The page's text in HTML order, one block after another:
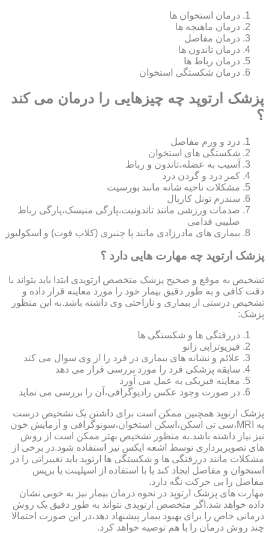
درمان استخوان ها
درمان ماهیچه ها
درمان مفاصل
درمان تاندون ها
درمان رباط ها
درمان شکستگی استخوان
پزشک ارتوپد چه چیزهایی را درمان می کند
؟
درد و ورم مفاصل
شکستگی های استخوان
آسیب به عضله،تاندون و رباط
کمر درد و گردن درد
مشکلات ناحیه شانه مانند بورسیت
سندرم تونل کارپال
صدمات ورزشی مانند تاندونیت،پارگی منیسک،پارگی رباط
صلیبی قدامی
بیماری های مادرزادی مانند پا چنبری (کلاب فوت) و اسکولیوز
پزشک ارتوپد چه مهارت هایی دارد ؟
تشخیص به موقع و صحیح پزشک متخصص ارتوپدی ابتدا باید بتواند با
دقت کافی و به طور دقیق بیمار خود را مورد معاینه قرار داده و
تشخیص درستی از بیماری و ناراحتی وی داشته باشد.به این منظور
پزشک:
دررفتگی ها و شکستگی ها
فیزیوتراپی زانو
علائم و نشانه های بیماری در فرد را از وی سوال می کند
سابقه پزشکی فرد را مورد بررسی قرار می دهد
معاینه فیزیکی به عمل می آورد
در صورت وجود عکس رادیوگرافی،آن را بررسی می‎ نماید
پزشک ارتوپد همچنین ممکن است برای داشتن یک تشخیص درست
به MRI،سی تی اسکن،اسکن استخوان،سونوگرافی و آزمایش خون
نیز نیاز داشته باشد.به منظور تشخیص بهتر ممکن است از روش
های تصویربرداری توسط اشعه ایکس نیز استفاده شود.در برخی از
مشکلات مانند دررفتگی ها و شکستگی ها ارتوپد باید تغییراتی را در
استخوان و مفاصل ایجاد کند یا با استفاده از اسپلینت یا بریس
مفاصل را بی حرکت نگه دارد.
مهارت های پزشک ارتوپد در نحوه درمان بیمار نیز به خوبی نشان
داده خواهد شد.اگر متخصص ارتوپدی نتواند به طور دقیق یک روش
درمانی خاص را برای بهبود بیمار پیشنهاد دهد،در این صورت احتمالا
چند روش درمان را با هم توصیه خواهد کرد.